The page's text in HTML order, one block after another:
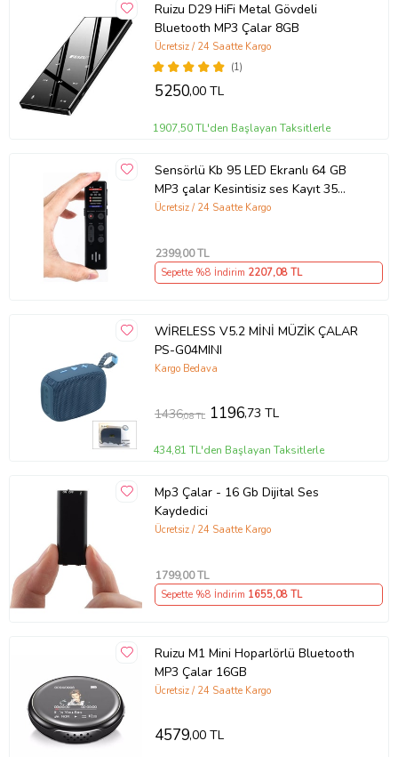
Ruizu D29 HiFi Metal Gövdeli
Bluetooth MP3 Çalar 8GB
(1)
Ücretsiz / 24 Saatte Kargo
5250,00 TL
1907,50 TL'den Başlayan Taksitlerle
Sensörlü Kb 95 LED Ekranlı 64 GB
MP3 çalar Kesintisiz ses Kayıt 35
Saat Kingboss (Siyah)
Ücretsiz / 24 Saatte Kargo
2399,00 TL
Sepette %8 İndirim 2207,08 TL
WİRELESS V5.2 MİNİ MÜZİK ÇALAR
PS-G04MINI
Kargo Bedava
1436,08 TL 1196,73 TL
434,81 TL'den Başlayan Taksitlerle
Mp3 Çalar - 16 Gb Dijital Ses
Kaydedici
Ücretsiz / 24 Saatte Kargo
1799,00 TL
Sepette %8 İndirim 1655,08 TL
Ruizu M1 Mini Hoparlörlü Bluetooth
MP3 Çalar 16GB
Ücretsiz / 24 Saatte Kargo
4579,00 TL